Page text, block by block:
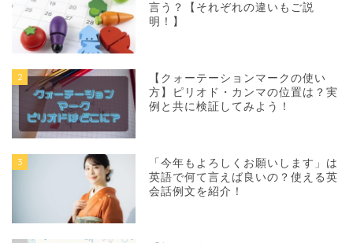
言う？【それぞれの違いもご説
明！】
2
【クォーテーションマークの使い
方】ピリオド・カンマの位置は？実
例と共に検証してみよう！
3
「今年もよろしくお願いします」は
英語で何て言えば良いの？使える英
会話例文を紹介！